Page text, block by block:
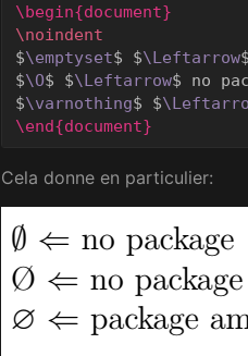
\begin{document}
\noindent
$\emptyset$ $\Leftarrow$
$\O$ $\Leftarrow$ no
$\varnothing$ $
\end{document}
Cela donne en particulier: